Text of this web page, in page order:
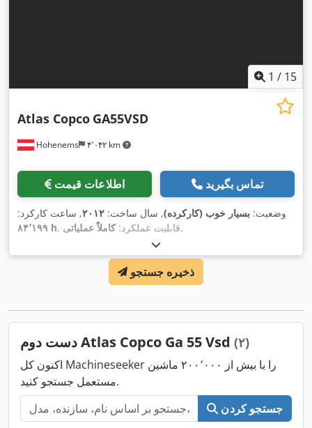
1 / 15
Hohenems ۴٬۰۴۲ km
Atlas Copco GA55VSD
اطلاعات قیمت تماس بگیرید
وضعیت: بسیار خوب (کارکرده), سال ساخت: ۲۰۱۲, ساعت کارکرد:
۸۴٬۱۹۹ h
, قابلیت عملکرد:کاملاً عملیاتی ,
ذخیره جستجو
دست دوم Atlas Copco Ga 55 Vsd (۲)
اکنون کل Machineseeker را با بیش از ۲۰۰٬۰۰۰ ماشین
مستعمل جستجو کنید.
جستجو کردن